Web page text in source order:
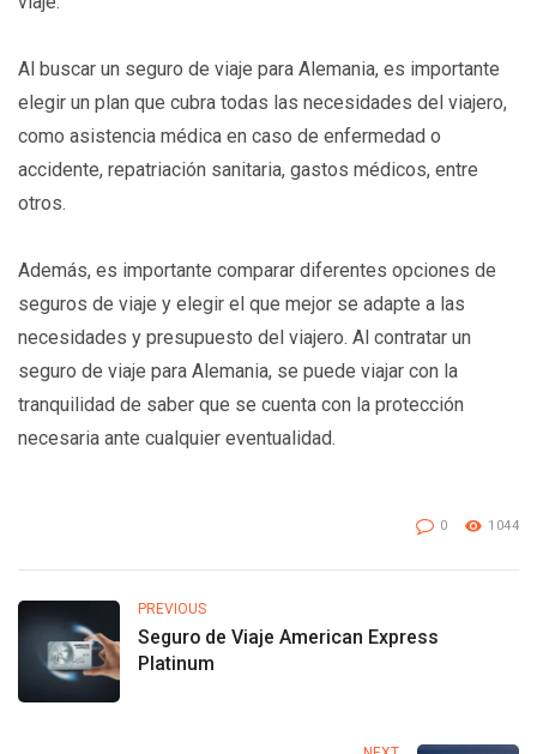
Al buscar un seguro de viaje para Alemania, es importante
elegir un plan que cubra todas las necesidades del viajero,
como asistencia médica en caso de enfermedad o
accidente, repatriación sanitaria, gastos médicos, entre
otros.
Además, es importante comparar diferentes opciones de
seguros de viaje y elegir el que mejor se adapte a las
necesidades y presupuesto del viajero. Al contratar un
seguro de viaje para Alemania, se puede viajar con la
tranquilidad de saber que se cuenta con la protección
necesaria ante cualquier eventualidad.
0 1044
PREVIOUS
Seguro de Viaje American Express
Platinum